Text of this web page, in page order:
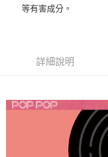
每筆NT$80，滿NT$499(
因應疫情升溫，目前暫
每筆NT$9,999
每筆NT$100，滿
等有害成分。
詳細說明